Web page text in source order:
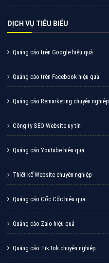
DỊCH VỤ TIÊU BIỂU
Quảng cáo trên Google hiệu quả
Quảng cáo trên Facebook hiệu quả
Quảng cáo Remarketing chuyên nghiệp
Công ty SEO Website uy tín
Quảng cáo Youtube hiệu quả
Thiết kế Website chuyên nghiệp
Quảng cáo Cốc Cốc hiệu quả
Quảng cáo Zalo hiệu quả
Quảng cáo TikTok chuyên nghiệp